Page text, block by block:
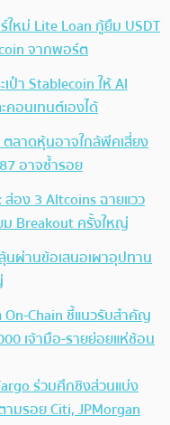
ใหม่ Lite Loan กู้ยืม USDT
จากพอร์ต
ป๋า Stablecoin ให้ AI
คอนเทนต์เองได้
ลาดหุ้นอาจใกล้พีคเสี่ยง
อาจซ้ำรอย
ส่อง 3 Altcoins ฉายแวว
Breakout ครั้งใหญ่
นผ่านข้อเสนอเผาอุปทาน
On-Chain ชี้แนวรับสำคัญ
เจ้ามือ-รายย่อยแห่ช้อน
ร่วมศึกชิงส่วนแบ่ง
มรอย Citi, JPMorgan